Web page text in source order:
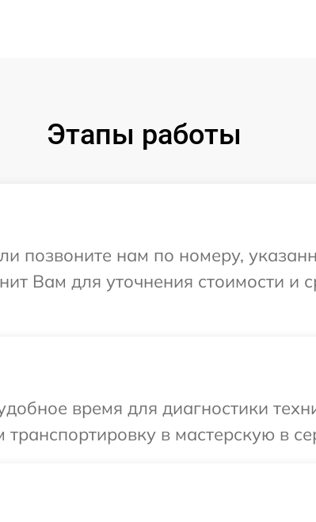
Этапы работы
позвоните нам по номеру,
Вам для уточнения стоимости и
время для диагностики
в мастерскую в